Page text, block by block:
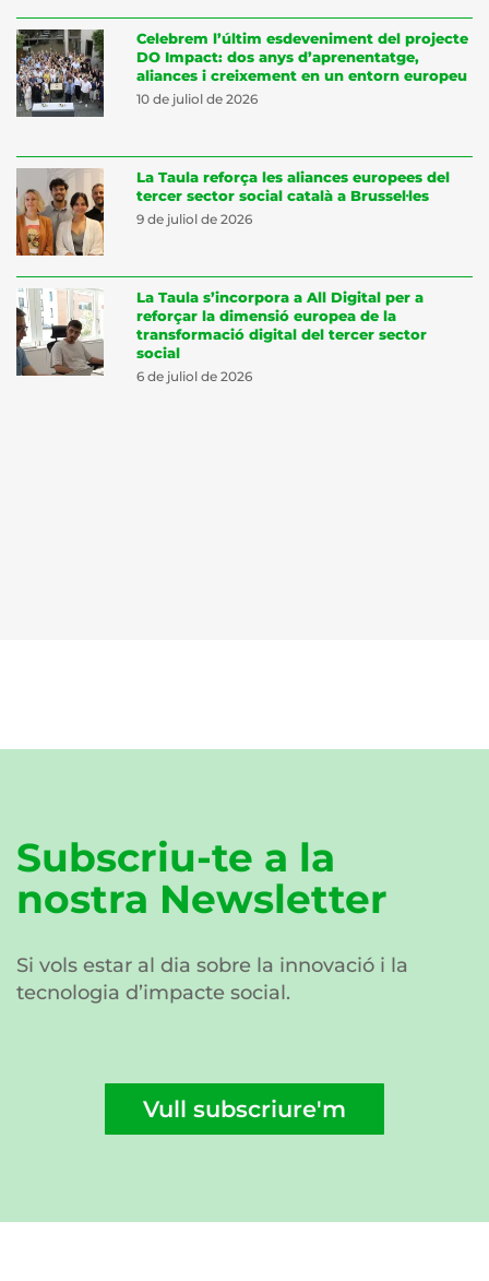
Celebrem l’últim esdeveniment del projecte
DO Impact: dos anys d’aprenentatge,
aliances i creixement en un entorn europeu
10 de juliol de 2026
La Taula reforça les aliances europees del
tercer sector social català a Brussel·les
9 de juliol de 2026
La Taula s’incorpora a All Digital per a
reforçar la dimensió europea de la
transformació digital del tercer sector
social
6 de juliol de 2026
Subscriu-te a la
nostra Newsletter
Si vols estar al dia sobre la innovació i la
tecnologia d’impacte social.
Vull subscriure'm